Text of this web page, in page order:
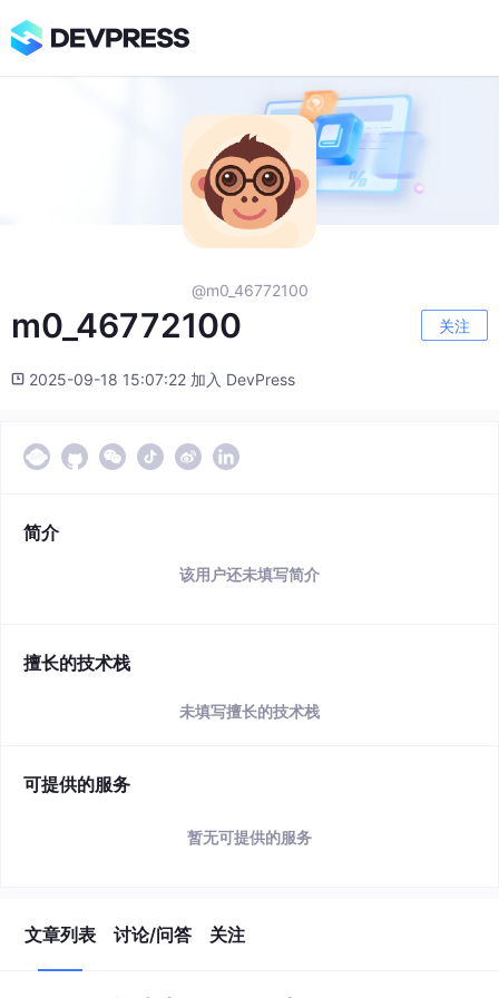
@m0_46772100
m0_46772100 关注
2025-09-18 15:07:22 加入 DevPress
简介
该用户还未填写简介
擅长的技术栈
未填写擅长的技术栈
可提供的服务
暂无可提供的服务
文章列表 讨论/问答 关注